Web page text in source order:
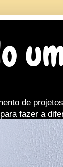
de
fazer a